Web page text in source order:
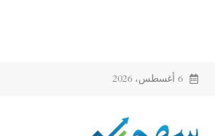
6 أغسطس، 2026